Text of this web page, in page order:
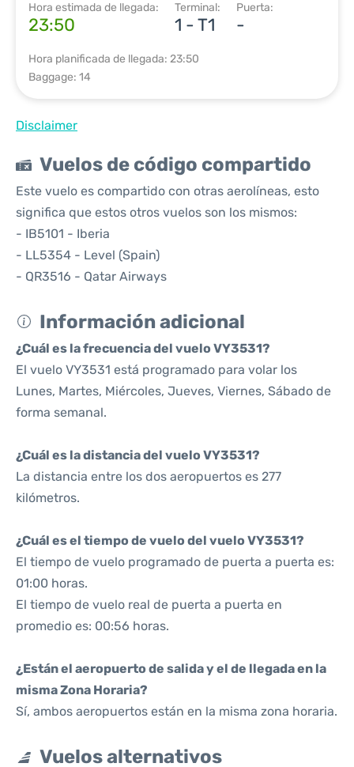
Hora estimada de llegada:
23:50
Terminal:
1 - T1
Puerta:
-
Hora planificada de llegada: 23:50
Baggage: 14
Disclaimer
Vuelos de código compartido
Este vuelo es compartido con otras aerolíneas, esto
significa que estos otros vuelos son los mismos:
- IB5101 - Iberia
- LL5354 - Level (Spain)
- QR3516 - Qatar Airways
Información adicional
¿Cuál es la frecuencia del vuelo VY3531?
El vuelo VY3531 está programado para volar los
Lunes, Martes, Miércoles, Jueves, Viernes, Sábado de
forma semanal.
¿Cuál es la distancia del vuelo VY3531?
La distancia entre los dos aeropuertos es 277
kilómetros.
¿Cuál es el tiempo de vuelo del vuelo VY3531?
El tiempo de vuelo programado de puerta a puerta es:
01:00 horas.
El tiempo de vuelo real de puerta a puerta en
promedio es: 00:56 horas.
¿Están el aeropuerto de salida y el de llegada en la
misma Zona Horaria?
Sí, ambos aeropuertos están en la misma zona horaria.
Vuelos alternativos